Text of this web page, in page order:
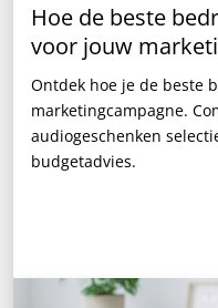
Hoe de beste
voor jouw
Ontdek hoe je de beste
marketingcampagne.
audiogeschenken
budgetadvies.